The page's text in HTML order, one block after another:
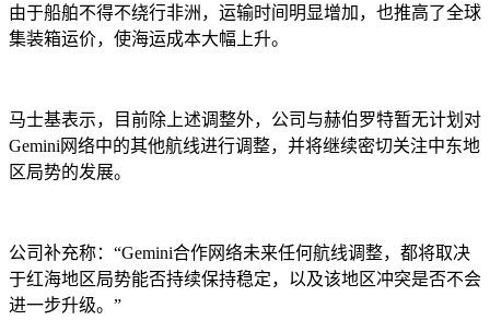
由于船舶不得不绕行非洲，运输时间明显增加，也推高了全球
集装箱运价，使海运成本大幅上升。
马士基表示，目前除上述调整外，公司与赫伯罗特暂无计划对
Gemini网络中的其他航线进行调整，并将继续密切关注中东地
区局势的发展。
公司补充称：“Gemini合作网络未来任何航线调整，都将取决
于红海地区局势能否持续保持稳定，以及该地区冲突是否不会
进一步升级。”